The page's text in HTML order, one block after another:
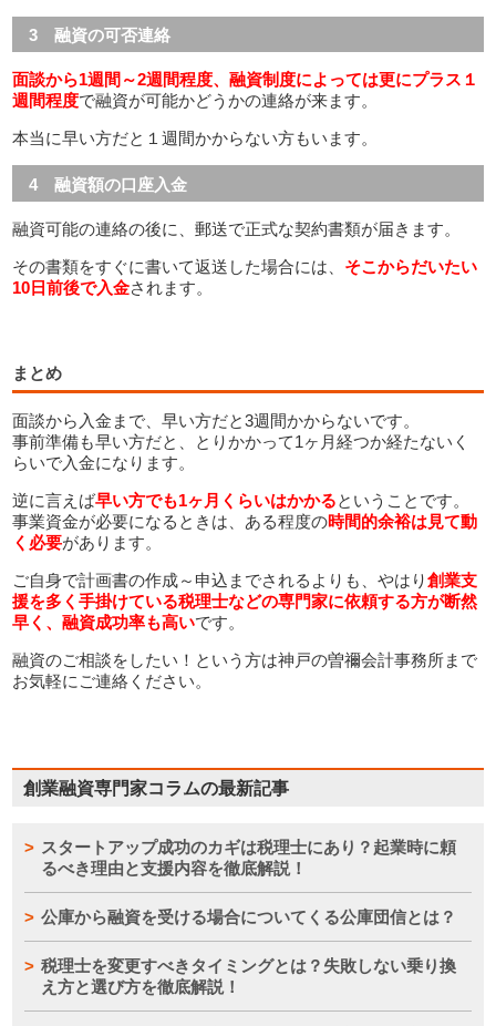
3 融資の可否連絡
面談から1週間～2週間程度、融資制度によっては更にプラス１
週間程度で融資が可能かどうかの連絡が来ます。
本当に早い方だと１週間かからない方もいます。
4 融資額の口座入金
融資可能の連絡の後に、郵送で正式な契約書類が届きます。
その書類をすぐに書いて返送した場合には、 そこからだいたい
10日前後で入金されます。
まとめ
面談から入金まで、早い方だと3週間かからないです。
事前準備も早い方だと、とりかかって1ヶ月経つか経たないく
らいで入金になります。
逆に言えば早い方でも1ヶ月くらいはかかるということです。
事業資金が必要になるときは、ある程度の時間的余裕は見て動
く必要があります。
ご自身で計画書の作成～申込までされるよりも、やはり創業支
援を多く手掛けている税理士などの専門家に依頼する方が断然
早く、融資成功率も高いです。
融資のご相談をしたい！という方は神戸の曽禰会計事務所まで
お気軽にご連絡ください。
創業融資専門家コラムの最新記事
スタートアップ成功のカギは税理士にあり？起業時に頼
るべき理由と支援内容を徹底解説！
公庫から融資を受ける場合についてくる公庫団信とは？
税理士を変更すべきタイミングとは？失敗しない乗り換
え方と選び方を徹底解説！